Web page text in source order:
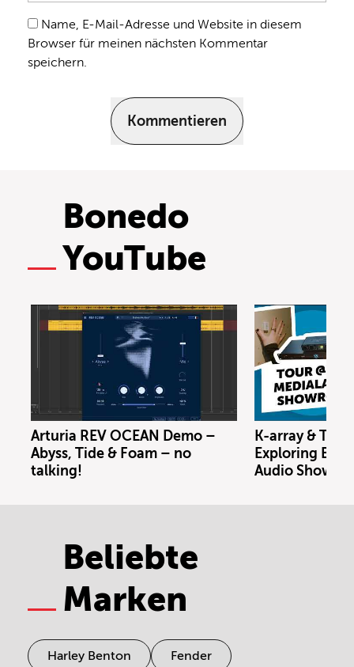
Name, E-Mail-Adresse und Website in diesem
Browser für meinen nächsten Kommentar
speichern.
Kommentieren
Bonedo
YouTube
Arturia REV OCEAN Demo –
Abyss, Tide & Foam – no
talking!
K-array &
Exploring
Audio
Beliebte
Marken
Harley Benton Fender